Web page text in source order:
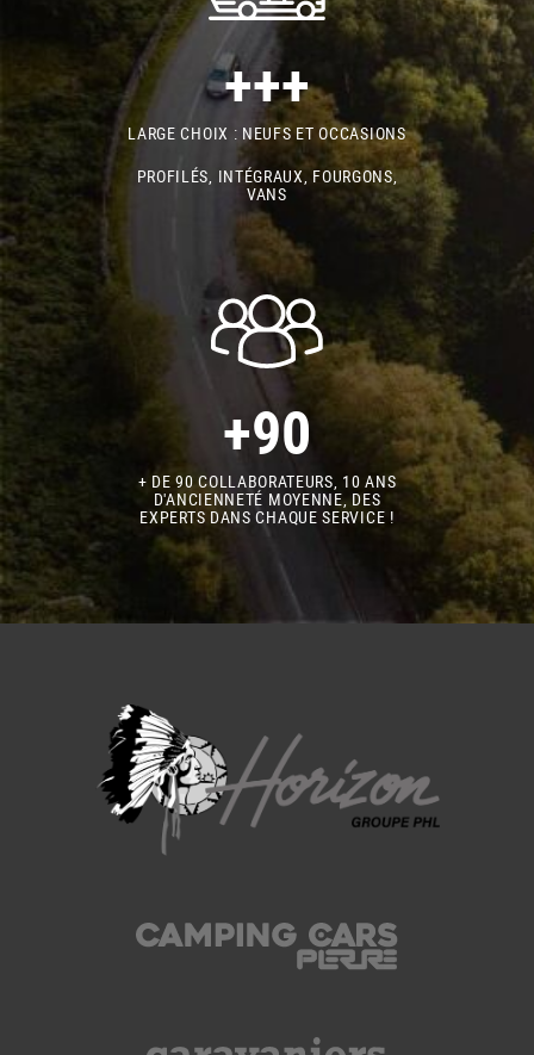
+++
LARGE CHOIX : NEUFS ET OCCASIONS
PROFILÉS, INTÉGRAUX, FOURGONS,
VANS
+90
+ DE 90 COLLABORATEURS, 10 ANS
D'ANCIENNETÉ MOYENNE, DES
EXPERTS DANS CHAQUE SERVICE !